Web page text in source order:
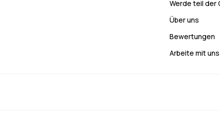
Werde teil der
Über uns
Bewertungen
Arbeite mit uns